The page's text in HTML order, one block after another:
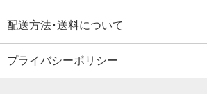
配送方法･送料について
プライバシーポリシー